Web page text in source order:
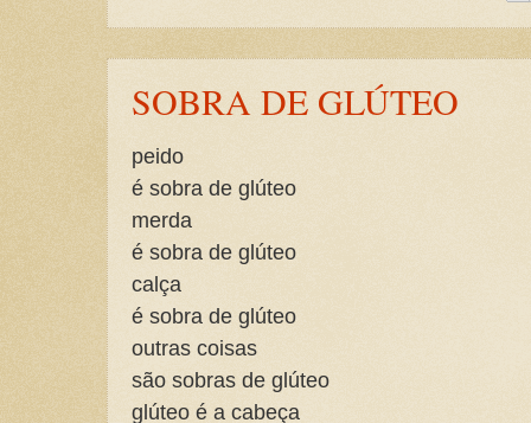
SOBRA DE GLÚTEO
peido
é sobra de glúteo
merda
é sobra de glúteo
calça
é sobra de glúteo
outras coisas
são sobras de glúteo
glúteo é a cabeça